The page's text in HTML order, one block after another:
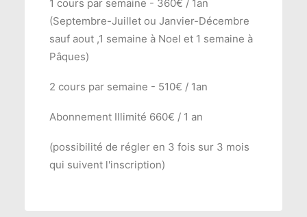
1 cours par semaine - 360€ / 1an
(Septembre-Juillet ou Janvier-Décembre
sauf aout ,1 semaine à Noel et 1 semaine à
Pâques)
2 cours par semaine - 510€ / 1an
Abonnement Illimité 660€ / 1 an
(possibilité de régler en 3 fois sur 3 mois
qui suivent l'inscription)